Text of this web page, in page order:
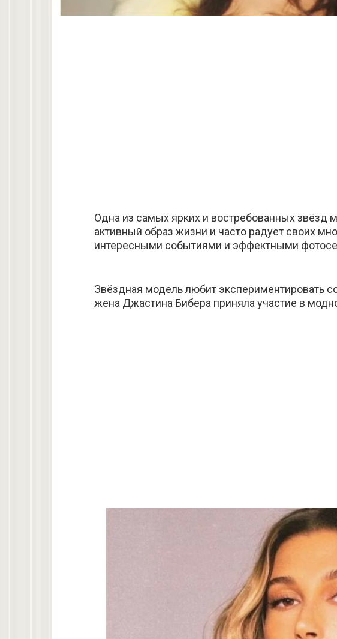
Одна из самых ярких и востребованных звёзд
активный образ жизни и часто радует своих
интересными событиями и эффектными
Звёздная модель любит экспериментировать
жена Джастина Бибера приняла участие в